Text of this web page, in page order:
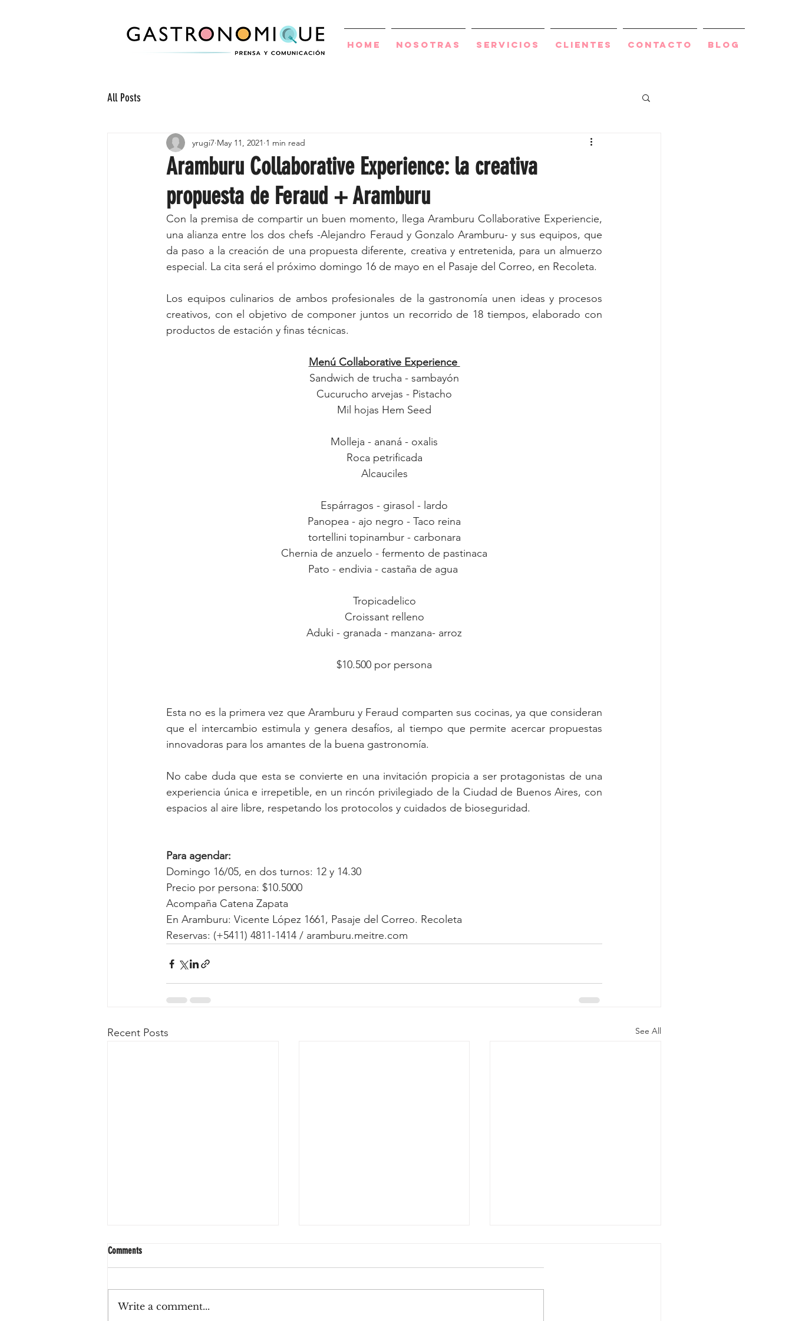
Home Nosotras Servicios Clientes Contacto BLOG
All Posts
Aramburu Collaborative Experience: la creativa
propuesta de Feraud + Aramburu
yrugi7 May 11, 2021 1 min read
Con la premisa de compartir un buen momento, llega Aramburu Collaborative Experiencie,
una alianza entre los dos chefs -Alejandro Feraud y Gonzalo Aramburu- y sus equipos, que
da paso a la creación de una propuesta diferente, creativa y entretenida, para un almuerzo
especial. La cita será el próximo domingo 16 de mayo en el Pasaje del Correo, en Recoleta.
Los equipos culinarios de ambos profesionales de la gastronomía unen ideas y procesos
creativos, con el objetivo de componer juntos un recorrido de 18 tiempos, elaborado con
productos de estación y finas técnicas.
Menú Collaborative Experience
Sandwich de trucha - sambayón
Cucurucho arvejas - Pistacho
Mil hojas Hem Seed
Molleja - ananá - oxalis
Roca petrificada
Alcauciles
Espárragos - girasol - lardo
Panopea - ajo negro - Taco reina
tortellini topinambur - carbonara
Chernia de anzuelo - fermento de pastinaca
Pato - endivia - castaña de agua
Tropicadelico
Croissant relleno
Aduki - granada - manzana- arroz
$10.500 por persona
Esta no es la primera vez que Aramburu y Feraud comparten sus cocinas, ya que consideran
que el intercambio estimula y genera desafíos, al tiempo que permite acercar propuestas
innovadoras para los amantes de la buena gastronomía.
No cabe duda que esta se convierte en una invitación propicia a ser protagonistas de una
experiencia única e irrepetible, en un rincón privilegiado de la Ciudad de Buenos Aires, con
espacios al aire libre, respetando los protocolos y cuidados de bioseguridad.
Para agendar:
Domingo 16/05, en dos turnos: 12 y 14.30
Precio por persona: $10.5000
Acompaña Catena Zapata
En Aramburu: Vicente López 1661, Pasaje del Correo. Recoleta
Reservas: (+5411) 4811-1414 / aramburu.meitre.com
Recent Posts See All
Comments
Write a comment...